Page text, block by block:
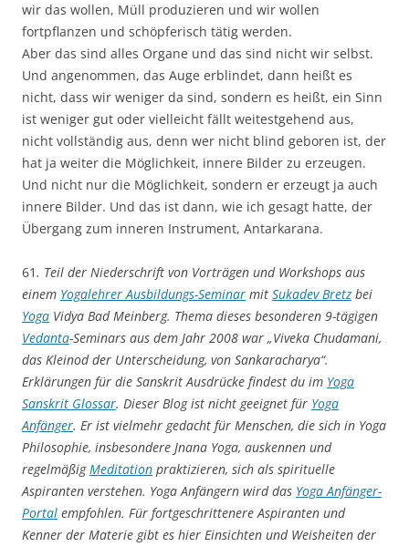
wir das wollen, Müll produzieren und wir wollen
fortpflanzen und schöpferisch tätig werden.
Aber das sind alles Organe und das sind nicht wir selbst.
Und angenommen, das Auge erblindet, dann heißt es
nicht, dass wir weniger da sind, sondern es heißt, ein Sinn
ist weniger gut oder vielleicht fällt weitestgehend aus,
nicht vollständig aus, denn wer nicht blind geboren ist, der
hat ja weiter die Möglichkeit, innere Bilder zu erzeugen.
Und nicht nur die Möglichkeit, sondern er erzeugt ja auch
innere Bilder. Und das ist dann, wie ich gesagt hatte, der
Übergang zum inneren Instrument, Antarkarana.
61. Teil der Niederschrift von Vorträgen und Workshops aus
einem Yogalehrer Ausbildungs-Seminar mit Sukadev Bretz bei
Yoga Vidya Bad Meinberg. Thema dieses besonderen 9-tägigen
Vedanta-Seminars aus dem Jahr 2008 war „Viveka Chudamani,
das Kleinod der Unterscheidung, von Sankaracharya“.
Erklärungen für die Sanskrit Ausdrücke findest du im Yoga
Sanskrit Glossar. Dieser Blog ist nicht geeignet für Yoga
Anfänger. Er ist vielmehr gedacht für Menschen, die sich in Yoga
Philosophie, insbesondere Jnana Yoga, auskennen und
regelmäßigMeditation praktizieren, sich als spirituelle
Aspiranten verstehen. Yoga Anfängern wird das YogaAnfänger-
Portal empfohlen. Für fortgeschrittenere Aspiranten und
Kenner der Materie gibt es hier Einsichten und Weisheiten der